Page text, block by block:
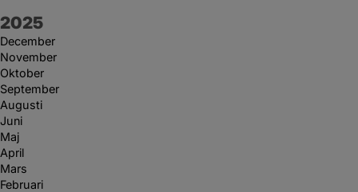
År:
2025
December
November
Oktober
September
Augusti
Juni
Maj
April
Mars
Februari